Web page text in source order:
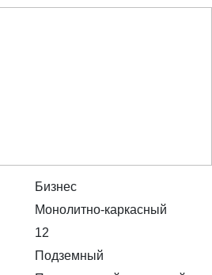
Бизнес
Монолитно-каркасный
12
Подземный